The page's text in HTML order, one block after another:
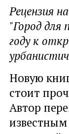
Рецензия
"Город для
году к
Новую
стоит
Автор